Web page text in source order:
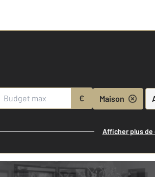
€ Maison
Afficher plus de